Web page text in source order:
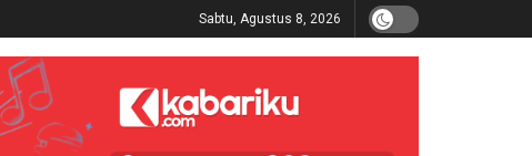
Sabtu, Agustus 8, 2026